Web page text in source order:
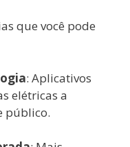
que você pode
: Aplicativos
elétricas a
público.